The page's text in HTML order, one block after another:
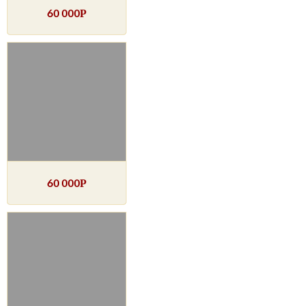
60 000Р
60 000Р